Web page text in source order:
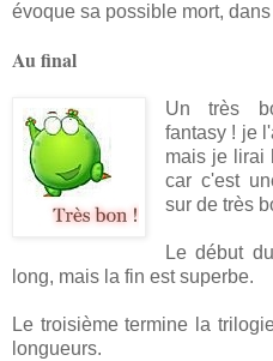
évoque sa possible mort,
Au final
Un très
fantasy ! je
mais je lirai
car c'est
sur de très
Le début
long, mais la fin est superbe.
Le troisième termine la
longueurs.